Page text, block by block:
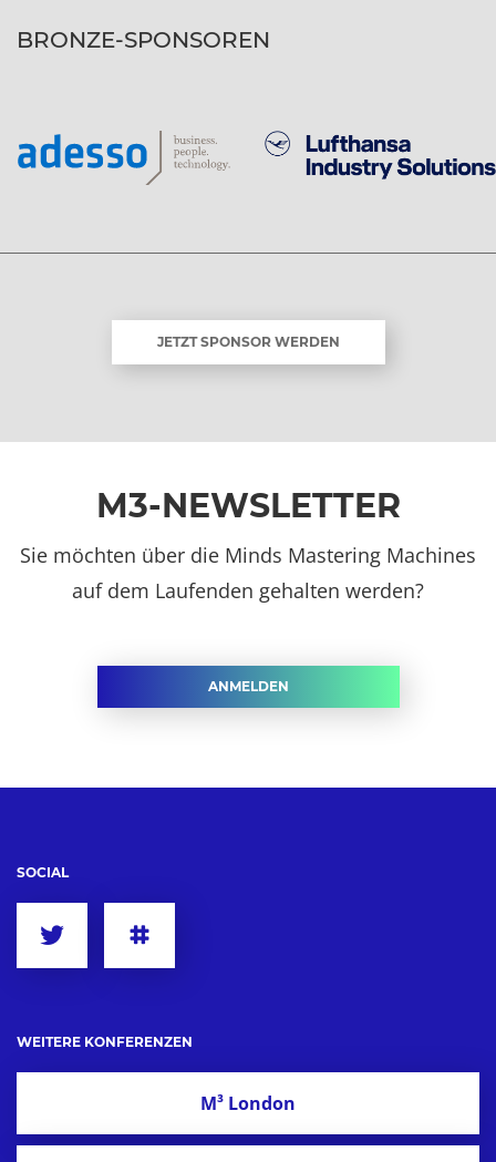
BRONZE-SPONSOREN
JETZT SPONSOR WERDEN
M3-NEWSLETTER
Sie möchten über die Minds Mastering Machines
auf dem Laufenden gehalten werden?
ANMELDEN
SOCIAL
WEITERE KONFERENZEN
M³ London